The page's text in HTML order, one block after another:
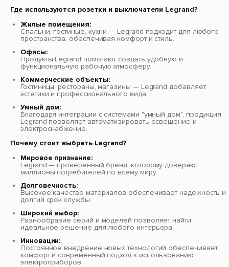
Где используются розетки и выключатели Legrand?
Жилые помещения:
Спальни, гостиные, кухни — Legrand подходит для любого
пространства, обеспечивая комфорт и стиль.
Офисы:
Продукты Legrand помогают создать удобную и
функциональную рабочую атмосферу.
Коммерческие объекты:
Гостиницы, рестораны, магазины — Legrand добавляет
эстетики и профессионального вида.
Умный дом:
Благодаря интеграции с системами "умный дом", продукция
Legrand позволяет автоматизировать освещение и
электроснабжение.
Почему стоит выбрать Legrand?
Мировое признание:
Legrand — проверенный бренд, которому доверяют
миллионы потребителей по всему миру.
Долговечность:
Высокое качество материалов обеспечивает надежность и
долгий срок службы.
Широкий выбор:
Разнообразие серий и моделей позволяет найти
идеальное решение для любого интерьера.
Инновации:
Постоянное внедрение новых технологий обеспечивает
комфорт и современный подход к использованию
электроприборов.